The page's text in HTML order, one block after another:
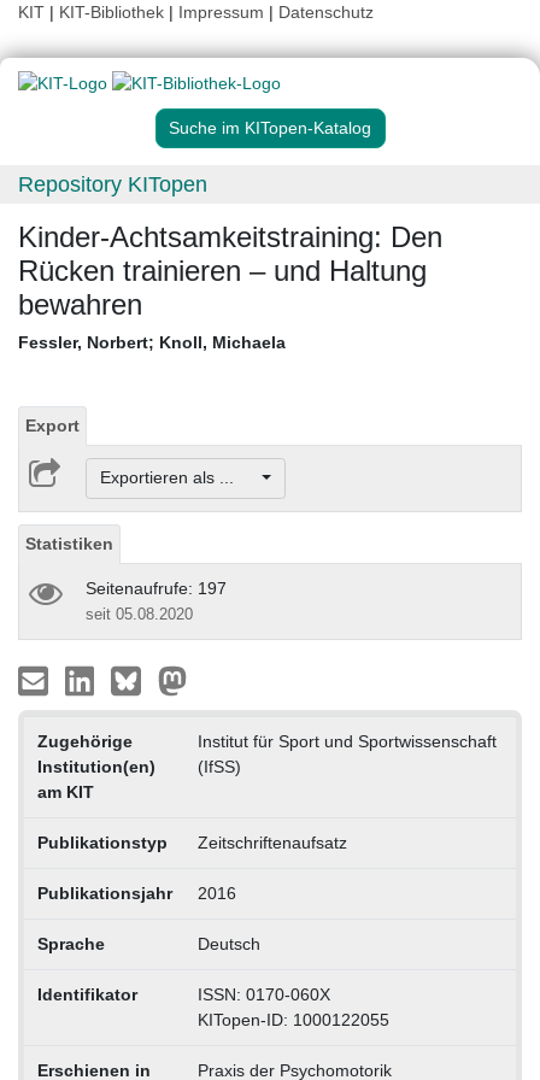
KIT | KIT-Bibliothek | Impressum | Datenschutz
Suche im KITopen-Katalog
Repository KITopen
Kinder-Achtsamkeitstraining: Den
Rücken trainieren – und Haltung
bewahren
Fessler, Norbert; Knoll, Michaela
Export
Exportieren als ...
Statistiken
Seitenaufrufe: 197
seit 05.08.2020
Zugehörige
Institution(en)
am KIT
Institut für Sport und Sportwissenschaft
(IfSS)
Publikationstyp Zeitschriftenaufsatz
Publikationsjahr 2016
Sprache Deutsch
Identifikator
ISSN: 0170-060X
KITopen-ID: 1000122055
Erschienen in Praxis der Psychomotorik